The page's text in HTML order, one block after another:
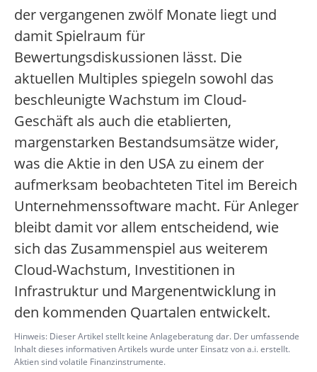
der vergangenen zwölf Monate liegt und
damit Spielraum für
Bewertungsdiskussionen lässt. Die
aktuellen Multiples spiegeln sowohl das
beschleunigte Wachstum im Cloud-
Geschäft als auch die etablierten,
margenstarken Bestandsumsätze wider,
was die Aktie in den USA zu einem der
aufmerksam beobachteten Titel im Bereich
Unternehmenssoftware macht. Für Anleger
bleibt damit vor allem entscheidend, wie
sich das Zusammenspiel aus weiterem
Cloud-Wachstum, Investitionen in
Infrastruktur und Margenentwicklung in
den kommenden Quartalen entwickelt.
Hinweis: Dieser Artikel stellt keine Anlageberatung dar. Der umfassende
Inhalt dieses informativen Artikels wurde unter Einsatz von a.i. erstellt.
Aktien sind volatile Finanzinstrumente.